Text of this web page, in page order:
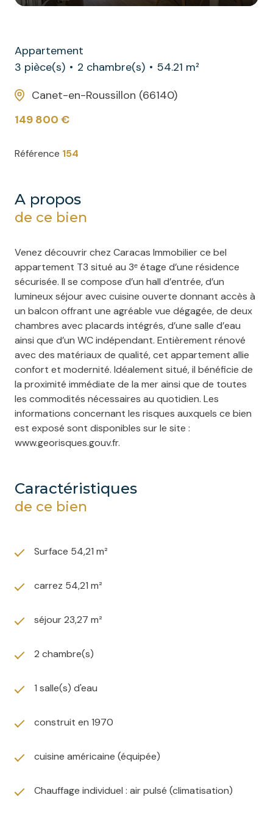
Appartement
3 pièce(s)
2 chambre(s)
54.21 m²
Canet-en-Roussillon (66140)
149 800 €
Référence 154
a propos
de ce bien
Venez découvrir chez Caracas Immobilier ce bel
appartement T3 situé au 3ᵉ étage d’une résidence
sécurisée. Il se compose d’un hall d’entrée, d’un
lumineux séjour avec cuisine ouverte donnant accès à
un balcon offrant une agréable vue dégagée, de deux
chambres avec placards intégrés, d’une salle d’eau
ainsi que d’un WC indépendant. Entièrement rénové
avec des matériaux de qualité, cet appartement allie
confort et modernité. Idéalement situé, il bénéficie de
la proximité immédiate de la mer ainsi que de toutes
les commodités nécessaires au quotidien. Les
informations concernant les risques auxquels ce bien
est exposé sont disponibles sur le site :
www.georisques.gouv.fr.
caractéristiques
de ce bien
Surface 54,21 m²
carrez 54,21 m²
séjour 23,27 m²
2 chambre(s)
1 salle(s) d'eau
construit en 1970
cuisine américaine (équipée)
Chauffage individuel : air pulsé (climatisation)